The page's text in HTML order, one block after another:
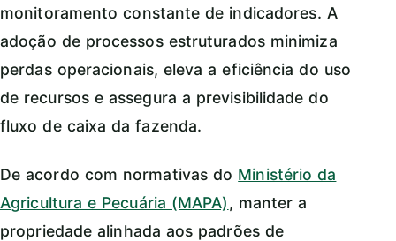
monitoramento constante de indicadores. A
adoção de processos estruturados minimiza
perdas operacionais, eleva a eficiência do uso
de recursos e assegura a previsibilidade do
fluxo de caixa da fazenda.
De acordo com normativas do Ministério da
Agricultura e Pecuária (MAPA), manter a
propriedade alinhada aos padrões de